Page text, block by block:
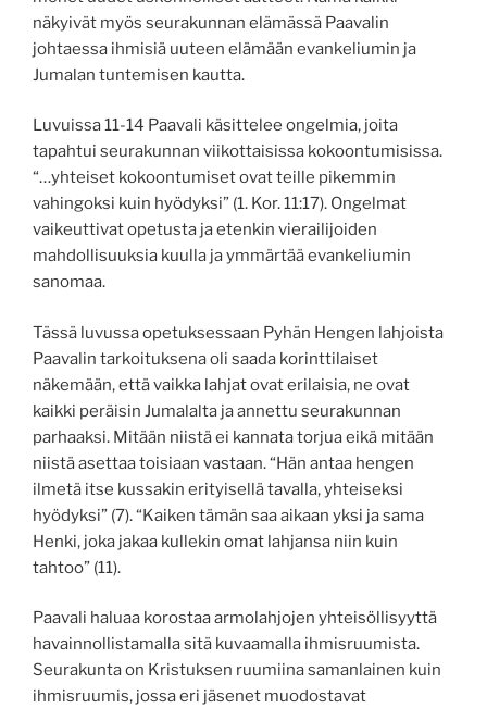
näkyivät myös seurakunnan elämässä Paavalin
johtaessa ihmisiä uuteen elämään evankeliumin ja
Jumalan tuntemisen kautta.
Luvuissa 11-14 Paavali käsittelee ongelmia, joita
tapahtui seurakunnan viikottaisissa kokoontumisissa.
“…yhteiset kokoontumiset ovat teille pikemmin
vahingoksi kuin hyödyksi” (1. Kor. 11:17). Ongelmat
vaikeuttivat opetusta ja etenkin vierailijoiden
mahdollisuuksia kuulla ja ymmärtää evankeliumin
sanomaa.
Tässä luvussa opetuksessaan Pyhän Hengen lahjoista
Paavalin tarkoituksena oli saada korinttilaiset
näkemään, että vaikka lahjat ovat erilaisia, ne ovat
kaikki peräisin Jumalalta ja annettu seurakunnan
parhaaksi. Mitään niistä ei kannata torjua eikä mitään
niistä asettaa toisiaan vastaan. “Hän antaa hengen
ilmetä itse kussakin erityisellä tavalla, yhteiseksi
hyödyksi” (7). “Kaiken tämän saa aikaan yksi ja sama
Henki, joka jakaa kullekin omat lahjansa niin kuin
tahtoo” (11).
Paavali haluaa korostaa armolahjojen yhteisöllisyyttä
havainnollistamalla sitä kuvaamalla ihmisruumista.
Seurakunta on Kristuksen ruumiina samanlainen kuin
ihmisruumis, jossa eri jäsenet muodostavat